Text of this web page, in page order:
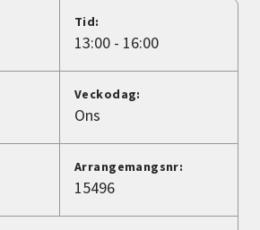
Tid:
13:00 - 16:00
Veckodag:
Ons
Arrangemangsnr:
15496